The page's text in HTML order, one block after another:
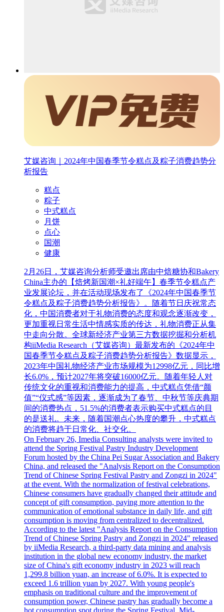
艾媒咨询｜2024年中国春季节令糕点及粽子消费趋势分
析报告
糕点
粽子
中式糕点
月饼
点心
国潮
健康
2月26日，艾媒咨询分析师受邀出席由中焙糖协和Bakery
China主办的【焙烤新国潮×礼好端午】春季节令糕点产
业发展论坛，并在活动现场发布了《2024年中国春季节
令糕点及粽子消费趋势分析报告》。随着节日庆祝常态
化，中国消费者对于礼物消费的态度和观念逐渐改变，
更加重视日常生活中情感实质的传达，礼物消费正从集
中走向分散。全球新经济产业第三方数据挖掘和分析机
构iiMedia Research（艾媒咨询）最新发布的《2024年中
国春季节令糕点及粽子消费趋势分析报告》数据显示，
2023年中国礼物经济产业市场规模为12998亿元，同比增
长6.0%，预计2027年将突破16000亿元。随着年轻人对
传统文化的重视和消费能力的提高，中式糕点凭借“颜
值”“仪式感”等因素，逐渐成为了春节、中秋节等庆典期
间的消费热点，51.5%的消费者表示购买中式糕点的目
的是送礼。未来，随着国潮点心热度的攀升，中式糕点
的消费将趋于日常化、社交化。
On February 26, Imedia Consulting analysts were invited to
attend the Spring Festival Pastry Industry Development
Forum hosted by the China Pei Sugar Association and Bakery
China, and released the "Analysis Report on the Consumption
Trend of Chinese Spring Festival Pastry and Zongzi in 2024"
at the event. With the normalization of festival celebrations,
Chinese consumers have gradually changed their attitude and
concept of gift consumption, paying more attention to the
communication of emotional substance in daily life, and gift
consumption is moving from centralized to decentralized.
According to the latest "Analysis Report on the Consumption
Trend of Chinese Spring Pastry and Zongzi in 2024" released
by iiMedia Research, a third-party data mining and analysis
institution in the global new economy industry, the market
size of China's gift economy industry in 2023 will reach
1,299.8 billion yuan, an increase of 6.0%. It is expected to
exceed 1.6 trillion yuan by 2027. With young people's
emphasis on traditional culture and the improvement of
consumption power, Chinese pastry has gradually become a
hot consumption spot during the Spring Festival, Mid-